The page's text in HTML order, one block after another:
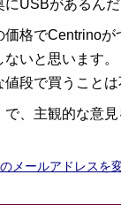
にUSBがあるん
価格でCentrinoが
いと思います。
段で買うことは
で、主観的な意
メールアドレスを